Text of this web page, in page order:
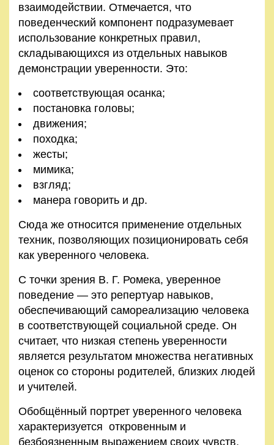
взаимодействии. Отмечается, что
поведенческий компонент подразумевает
использование конкретных правил,
складывающихся из отдельных навыков
демонстрации уверенности. Это:
соответствующая осанка;
постановка головы;
движения;
походка;
жесты;
мимика;
взгляд;
манера говорить и др.
Сюда же относится применение отдельных
техник, позволяющих позиционировать себя
как уверенного человека.
С точки зрения В. Г. Ромека, уверенное
поведение — это репертуар навыков,
обеспечивающий самореализацию человека
в соответствующей социальной среде. Он
считает, что низкая степень уверенности
является результатом множества негативных
оценок со стороны родителей, близких людей
и учителей.
Обобщённый портрет уверенного человека
характеризуется откровенным и
безбоязненным выражением своих чувств,